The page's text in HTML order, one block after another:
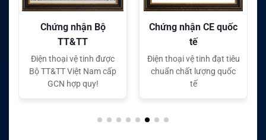
Chứng nhận CE quốc
tế
Điện thoại vệ tinh đạt tiêu
chuẩn chất lượng quốc
tế
Chứng nhận FC quốc
tế
Điện thoại vệ tinh đạt tiêu
chuẩn chất lượng quốc
tế